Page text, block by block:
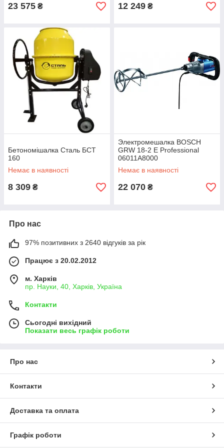
23 575 ₴ 12 249 ₴
Бетономішалка Сталь БСТ
160
Немає в наявності
8 309 ₴
Электромешалка BOSCH
GRW 18-2 E Professional
06011A8000
Немає в наявності
22 070 ₴
Про нас
97% позитивних з 2640 відгуків за рік
Працює з 20.02.2012
м. Харків
пр. Науки, 40, Харків, Україна
Контакти
Сьогодні вихідний
Показати весь графік роботи
Про нас
Контакти
Доставка та оплата
Графік роботи